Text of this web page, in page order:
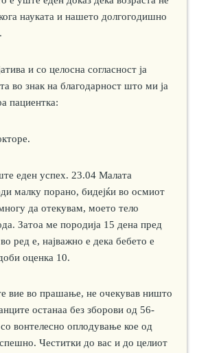
науката и нашето долгогодишно
и со целосна согласност ја
во знак на благодарност што ми ја
пациентка:
еден успех. 23.04 Малата
малку порано, бидејќи во осмиот
да отекувам, моето тело
Затоа ме породија 15 дена пред
ред е, најважно е дека бебето е
оценка 10.
вие во прашање, не очекував ништо
останаа без зборови од 56-
вонтелесно оплодување кое од
Честитки до вас и до целиот